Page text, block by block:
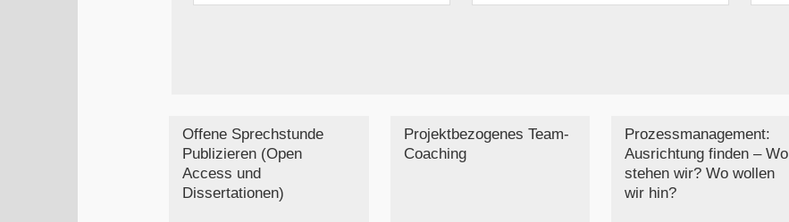
Offene Sprechstunde
Publizieren (Open
Access und
Dissertationen)
Projektbezogenes Team-
Coaching
Prozessmanagement:
Ausrichtung finden – Wo
stehen wir? Wo wollen
wir hin?